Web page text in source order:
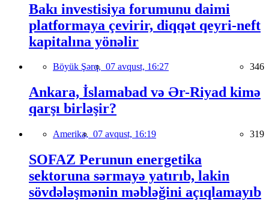
Bakı investisiya forumunu daimi
platformaya çevirir, diqqət qeyri-neft
kapitalına yönəlir
Böyük Şərq, 07 avqust, 16:27 346
Ankara, İslamabad və Ər-Riyad kimə
qarşı birləşir?
Amerika, 07 avqust, 16:19 319
SOFAZ Perunun energetika
sektoruna sərmayə yatırıb, lakin
sövdələşmənin məbləğini açıqlamayıb